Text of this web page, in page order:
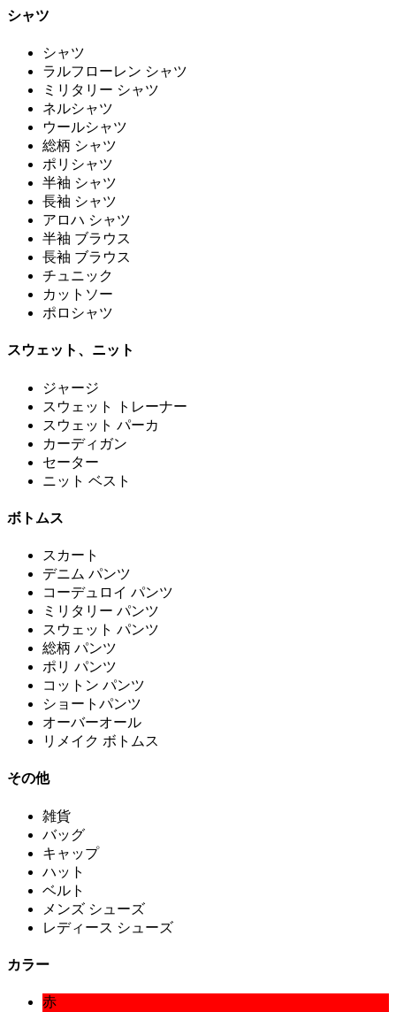
シャツ
シャツ
ラルフローレン シャツ
ミリタリー シャツ
ネルシャツ
ウールシャツ
総柄 シャツ
ポリシャツ
半袖 シャツ
長袖 シャツ
アロハ シャツ
半袖 ブラウス
長袖 ブラウス
チュニック
カットソー
ポロシャツ
スウェット、ニット
ジャージ
スウェット トレーナー
スウェット パーカ
カーディガン
セーター
ニット ベスト
ボトムス
スカート
デニム パンツ
コーデュロイ パンツ
ミリタリー パンツ
スウェット パンツ
総柄 パンツ
ポリ パンツ
コットン パンツ
ショートパンツ
オーバーオール
リメイク ボトムス
その他
雑貨
バッグ
キャップ
ハット
ベルト
メンズ シューズ
レディース シューズ
カラー
赤